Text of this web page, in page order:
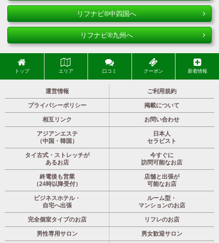
リフナビ®中四国へ
リフナビ®九州へ
トップ エリア 口コミ クーポン 新着情報
運営情報 ご利用規約
プライバシーポリシー 掲載について
相互リンク お問い合わせ
アジアンエステ
（中国・韓国）
日本人
セラピスト
タイ古式・ストレッチが
あるお店
今すぐに
訪問可能なお店
終電後も営業
（24時以降受付）
店舗と出張が
可能なお店
ビジネスホテル・
自宅へ出張
ルーム型・
マンションのお店
完全個室タイプのお店 リフレのお店
男性専用サロン 男女歓迎サロン